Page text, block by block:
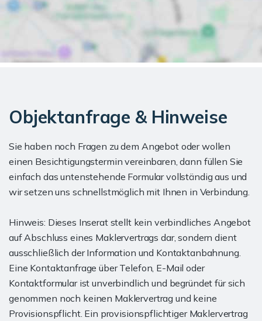
Objektanfrage & Hinweise
Sie haben noch Fragen zu dem Angebot oder wollen
einen Besichtigungstermin vereinbaren, dann füllen Sie
einfach das untenstehende Formular vollständig aus und
wir setzen uns schnellstmöglich mit Ihnen in Verbindung.
Hinweis: Dieses Inserat stellt kein verbindliches Angebot
auf Abschluss eines Maklervertrags dar, sondern dient
ausschließlich der Information und Kontaktanbahnung.
Eine Kontaktanfrage über Telefon, E-Mail oder
Kontaktformular ist unverbindlich und begründet für sich
genommen noch keinen Maklervertrag und keine
Provisionspflicht. Ein provisionspflichtiger Maklervertrag